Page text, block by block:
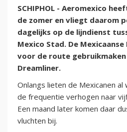
SCHIPHOL - Aeromexico
de zomer en vliegt daarom
dagelijks op de lijndienst
Mexico Stad. De
voor de route gebruikmaken
Dreamliner.
Onlangs lieten de Mexicanen
de frequentie verhogen naar
Een maand later komen daar
vluchten bij.